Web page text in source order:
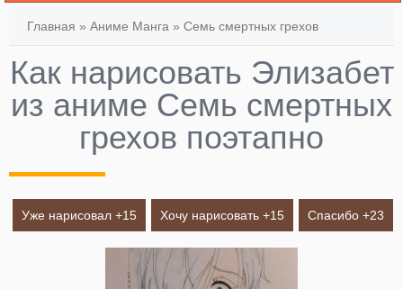
Главная » Аниме Манга » Семь смертных грехов
Как нарисовать Элизабет
из аниме Семь смертных
грехов поэтапно
Уже нарисовал +15 Хочу нарисовать +15 Спасибо +23